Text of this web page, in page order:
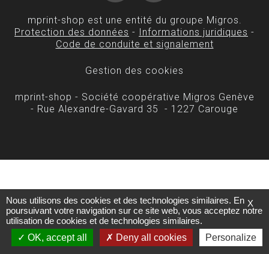
FacebookInstagram
mprint-shop est une entité du groupe Migros.
Protection des données - Informations juridiques -
Code de conduite et signalement
Gestion des cookies
mprint-shop - Société coopérative Migros Genève
- Rue Alexandre-Gavard 35 - 1227 Carouge
X
Nous utilisons des cookies et des technologies similaires. En
poursuivant votre navigation sur ce site web, vous acceptez notre
utilisation de cookies et de technologies similaires.
OK, accept all
Deny all cookies Personalize